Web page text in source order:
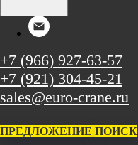
+7 (966) 927-63-57
+7 (921) 304-45-21
sales@euro-crane.ru
ПРЕДЛОЖЕНИЕ ПОИСК